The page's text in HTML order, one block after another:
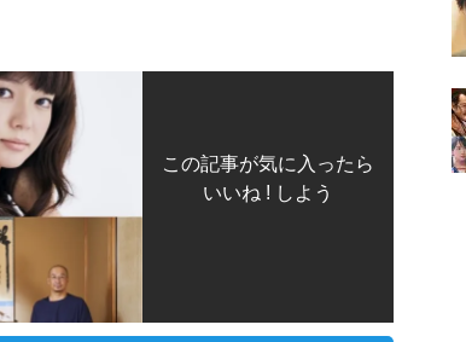
この記事が気に入ったら
いいね ! しよう